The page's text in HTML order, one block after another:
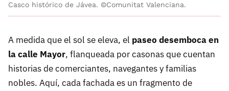
Casco histórico de Jávea. ©Comunitat Valenciana.
A medida que el sol se eleva, el paseo desemboca en
la calle Mayor, flanqueada por casonas que cuentan
historias de comerciantes, navegantes y familias
nobles. Aquí, cada fachada es un fragmento de